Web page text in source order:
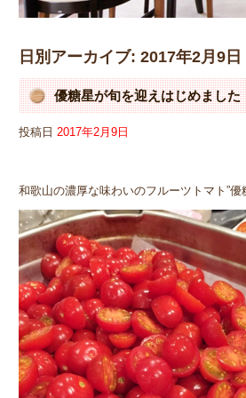
日別アーカイブ: 2017年2月9日
優糖星が旬を迎えはじめました
投稿日 2017年2月9日
和歌山の濃厚な味わいのフルーツトマト”優